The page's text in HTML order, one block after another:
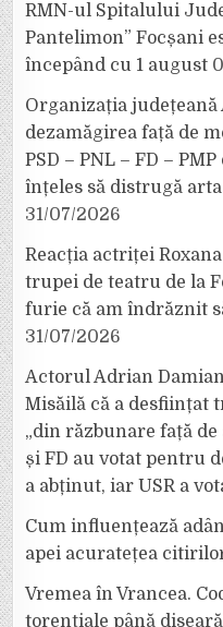
RMN-ul Spitalului
Pantelimon” Focșani
începând cu 1 august
Organizația județeană
dezamăgirea față de
PSD – PNL – FD –
înțeles să distrugă
31/07/2026
Reacția actriței
trupei de teatru de la
furie că am îndrăznit
31/07/2026
Actorul Adrian
Misăilă că a desființat
„din răzbunare față de
și FD au votat pentru
a abținut, iar USR a
Cum influențează
apei acuratețea
Vremea în Vrancea.
torențiale până